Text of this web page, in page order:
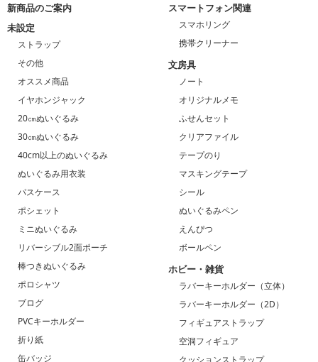
新商品のご案内
未設定
ストラップ
その他
オススメ商品
イヤホンジャック
20㎝ぬいぐるみ
30㎝ぬいぐるみ
40cm以上のぬいぐるみ
ぬいぐるみ用衣装
パスケース
ポシェット
ミニぬいぐるみ
リバーシブル2面ポーチ
棒つきぬいぐるみ
ポロシャツ
ブログ
PVCキーホルダー
折り紙
缶バッジ
スマートフォン関連
スマホリング
携帯クリーナー
文房具
ノート
オリジナルメモ
ふせんセット
クリアファイル
テープのり
マスキングテープ
シール
ぬいぐるみペン
えんぴつ
ボールペン
ホビー・雑貨
ラバーキーホルダー（立体）
ラバーキーホルダー（2D）
フィギュアストラップ
空洞フィギュア
クッションストラップ